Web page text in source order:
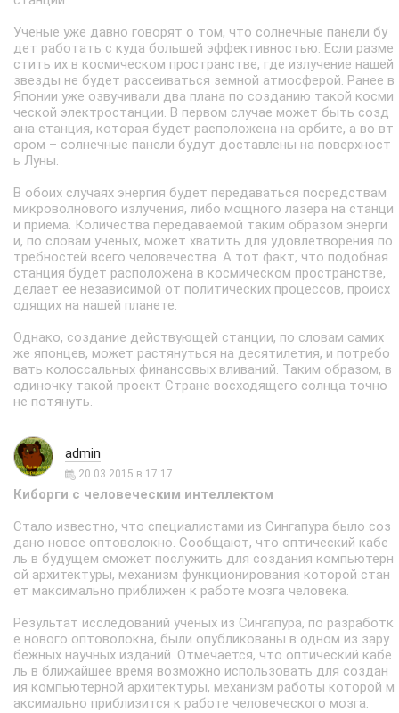
Ученые уже давно говорят о том, что солнечные панели бу
дет работать с куда большей эффективностью. Если разме
стить их в космическом пространстве, где излучение нашей
звезды не будет рассеиваться земной атмосферой. Ранее в
Японии уже озвучивали два плана по созданию такой косми
ческой электростанции. В первом случае может быть созд
ана станция, которая будет расположена на орбите, а во вт
ором – солнечные панели будут доставлены на поверхност
ь Луны.
В обоих случаях энергия будет передаваться посредствам
микроволнового излучения, либо мощного лазера на станци
и приема. Количества передаваемой таким образом энерги
и, по словам ученых, может хватить для удовлетворения по
требностей всего человечества. А тот факт, что подобная
станция будет расположена в космическом пространстве,
делает ее независимой от политических процессов, происх
одящих на нашей планете.
Однако, создание действующей станции, по словам самих
же японцев, может растянуться на десятилетия, и потребо
вать колоссальных финансовых вливаний. Таким образом, в
одиночку такой проект Стране восходящего солнца точно
не потянуть.
admin
20.03.2015 в 17:17
Киборги с человеческим интеллектом
Стало известно, что специалистами из Сингапура было соз
дано новое оптоволокно. Сообщают, что оптический кабе
ль в будущем сможет послужить для создания компьютерн
ой архитектуры, механизм функционирования которой стан
ет максимально приближен к работе мозга человека.
Результат исследований ученых из Сингапура, по разработк
е нового оптоволокна, были опубликованы в одном из зару
бежных научных изданий. Отмечается, что оптический кабе
ль в ближайшее время возможно использовать для создан
ия компьютерной архитектуры, механизм работы которой м
аксимально приблизится к работе человеческого мозга.